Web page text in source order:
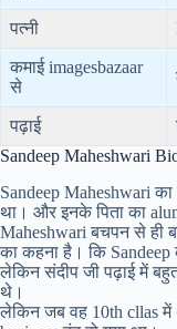
पत्नी
कमाई imagesbazaar
से
पढ़ाई
Sandeep Maheshwari
Sandeep Maheshwari
था। और इनके पिता का
Maheshwari बचपन से ही
का कहना है। कि
लेकिन संदीप जी पढ़ाई में
थे।
लेकिन जब वह 10th cllas में